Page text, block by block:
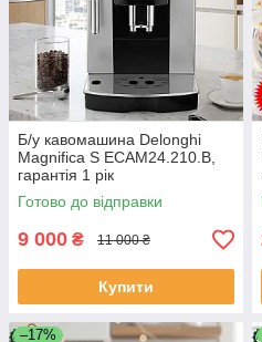
Б/у кавомашина Delonghi
Magnifica S ECAM24.210.B,
гарантія 1 рік
Готово до відправки
9 000 ₴ 11 000 ₴
Купити
–17%